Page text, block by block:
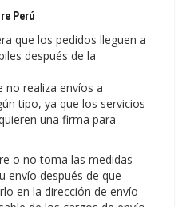
Perú
que los pedidos lleguen a
después de la
no realiza envíos a
tipo, ya que los servicios
una firma para
o no toma las medidas
envío después de que
en la dirección de envío